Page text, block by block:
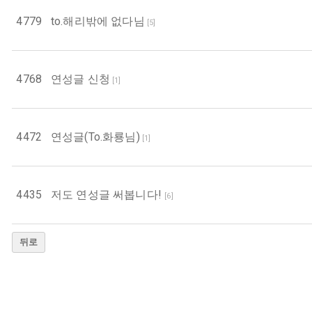
4779 to.해리밖에 없다님 [5]
4768 연성글 신청 [1]
4472 연성글(To.화룡님) [1]
4435 저도 연성글 써봅니다! [6]
뒤로